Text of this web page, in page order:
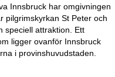
Innsbruck har omgivningen
pilgrimskyrkan St Peter och
speciell attraktion. Ett
ligger ovanför Innsbruck
i provinshuvudstaden.